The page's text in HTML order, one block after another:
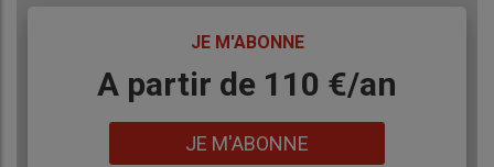
JE M'ABONNE
BodyA partir de 110 €/an
JE M'ABONNE